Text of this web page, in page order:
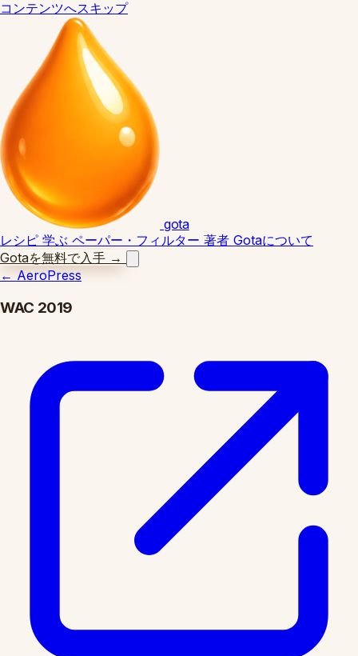
コンテンツへスキップ
gota
レシピ 学ぶ ペーパー・フィルター 著者 Gotaについて
Gotaを無料で入手 →
← AeroPress
WAC 2019